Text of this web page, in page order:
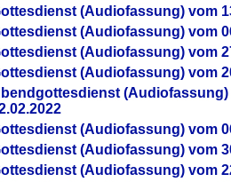
(Audiofassung) vom
(Audiofassung) vom
(Audiofassung) vom
(Audiofassung) vom
(Audiofassung)
(Audiofassung) vom
(Audiofassung) vom
(Audiofassung) vom